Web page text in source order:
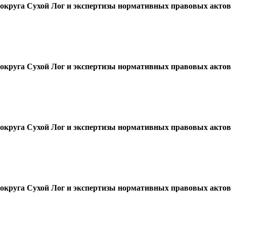
Сухой Лог и экспертизы нормативных правовых актов
Сухой Лог и экспертизы нормативных правовых актов
Сухой Лог и экспертизы нормативных правовых актов
Сухой Лог и экспертизы нормативных правовых актов